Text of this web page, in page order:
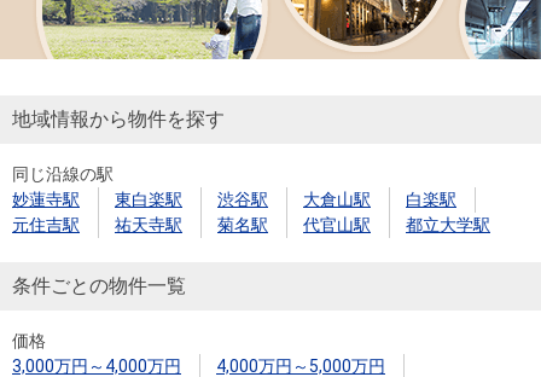
地域情報から物件を探す
同じ沿線の駅
妙蓮寺駅
東白楽駅 渋谷駅 大倉山駅
白楽駅
元住吉駅
祐天寺駅 菊名駅 代官山駅 都立大学駅
条件ごとの物件一覧
価格
3,000万円～4,000万円
4,000万円～5,000万円